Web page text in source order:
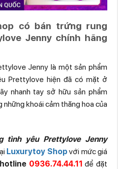
có bán trứng rung
Jenny chính hãng
Jenny là một sản phẩm
Prettylove hiện đã có mặt ở
nhanh tay sở hữu sản phẩm
khoái cảm thăng hoa của
tình yêu Prettylove Jenny
Luxurytoy Shopvới mức giá
hotline 0936.74.44.11 để đặt